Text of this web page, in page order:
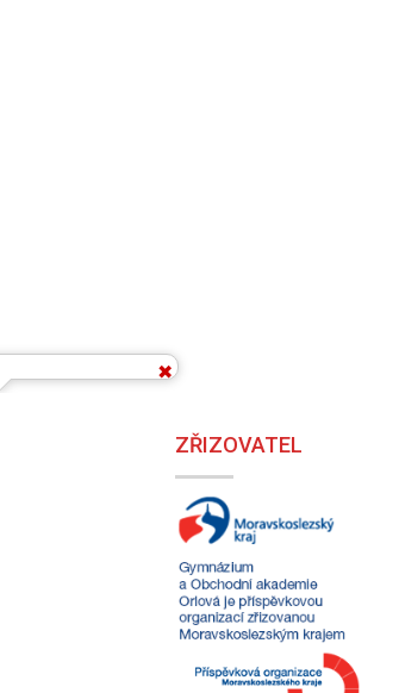
ZŘIZOVATEL